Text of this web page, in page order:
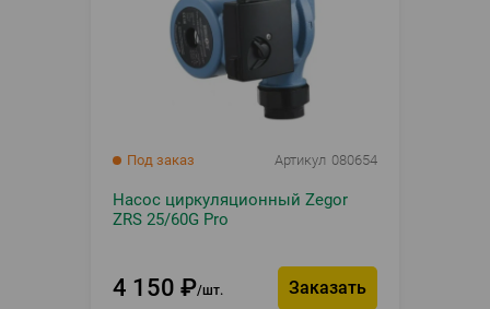
Под заказ Артикул 080654
Насос циркуляционный Zegor
ZRS 25/60G Pro
4 150 ₽ шт. Заказать